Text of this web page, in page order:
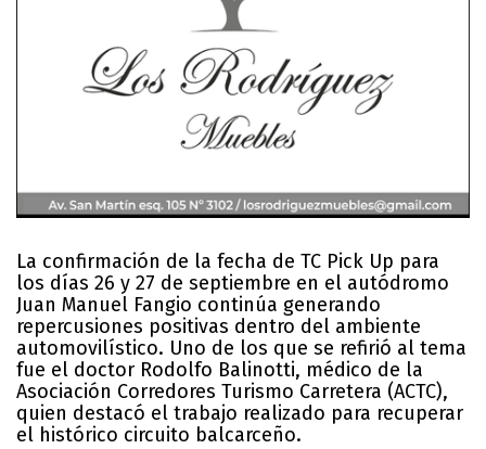
La confirmación de la fecha de TC Pick Up para
los días 26 y 27 de septiembre en el autódromo
Juan Manuel Fangio continúa generando
repercusiones positivas dentro del ambiente
automovilístico. Uno de los que se refirió al tema
fue el doctor Rodolfo Balinotti, médico de la
Asociación Corredores Turismo Carretera (ACTC),
quien destacó el trabajo realizado para recuperar
el histórico circuito balcarceño.